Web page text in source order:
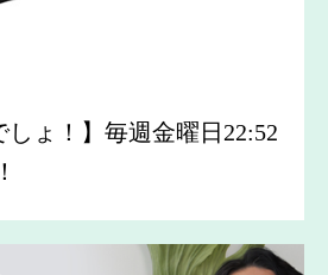
しょ！】毎週金曜日22:52